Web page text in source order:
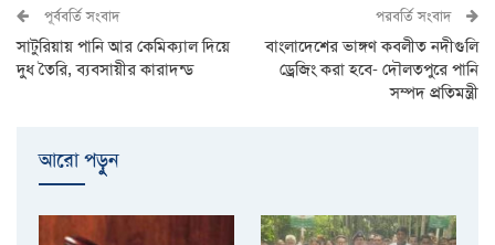
পূর্ববর্তি সংবাদ
সাটুরিয়ায় পানি আর কেমিক্যাল দিয়ে
দুধ তৈরি, ব্যবসায়ীর কারাদন্ড
পরবর্তি সংবাদ
বাংলাদেশের ভাঙ্গণ কবলীত নদীগুলি
ড্রেজিং করা হবে- দৌলতপুরে পানি
সম্পদ প্রতিমন্ত্রী
আরো পড়ুুন